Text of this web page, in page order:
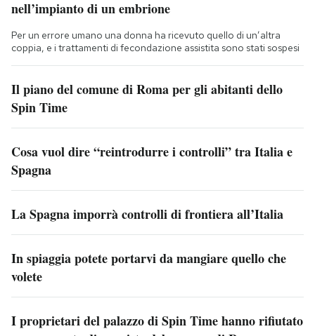
nell’impianto di un embrione
Per un errore umano una donna ha ricevuto quello di un’altra
coppia, e i trattamenti di fecondazione assistita sono stati sospesi
Il piano del comune di Roma per gli abitanti dello
Spin Time
Cosa vuol dire “reintrodurre i controlli” tra Italia e
Spagna
La Spagna imporrà controlli di frontiera all’Italia
In spiaggia potete portarvi da mangiare quello che
volete
I proprietari del palazzo di Spin Time hanno rifiutato